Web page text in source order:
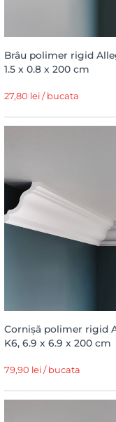
Brâu polimer rigid
1.5 x 0.8 x 200 cm
27,80 lei / bucata
Cornișă polimer rigid
K6, 6.9 x 6.9 x 200 cm
79,90 lei / bucata